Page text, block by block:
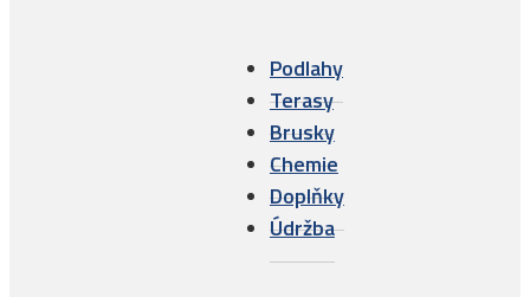
Podlahy
Terasy
Brusky
Chemie
Doplňky
Údržba